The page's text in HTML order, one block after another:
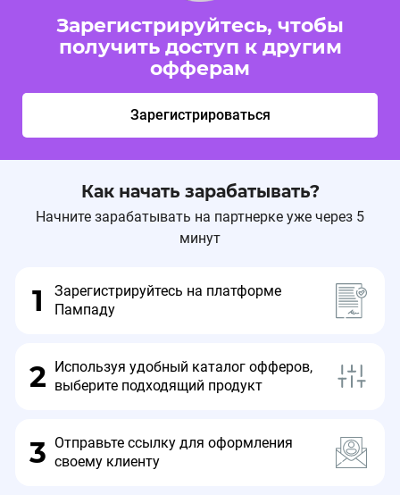
🔴Pampadub2b - Скидка до 34% для юр.лиц
🔴Pampadu - Скидка до 12% для физ.лиц
Подробнее в разделе Промокоды.
Зарегистрируйтесь, чтобы
получить доступ к другим
офферам
Зарегистрироваться
Как начать зарабатывать?
Начните зарабатывать на партнерке уже через 5
минут
1
Зарегистрируйтесь на платформе
Пампаду
2
Используя удобный каталог офферов,
выберите подходящий продукт
3 Отправьте ссылку для оформления
своему клиенту